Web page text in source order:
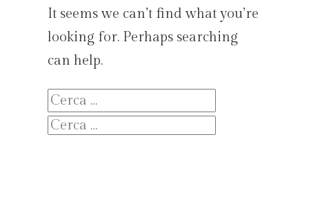
It seems we can’t find what you’re
looking for. Perhaps searching
can help.
Ricerca
per:
Ricerca
per: